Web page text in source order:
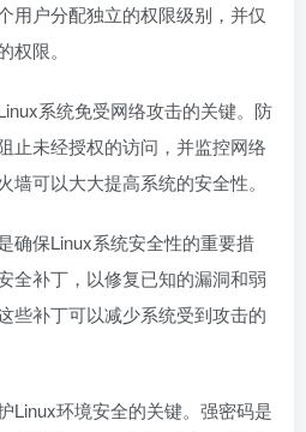
用户分配独立的权限级别，并仅
限。
系统免受网络攻击的关键。防
止未经授权的访问，并监控网络
可以大大提高系统的安全性。
确保Linux系统安全性的重要措
全补丁，以修复已知的漏洞和弱
些补丁可以减少系统受到攻击的
Linux环境安全的关键。强密码是